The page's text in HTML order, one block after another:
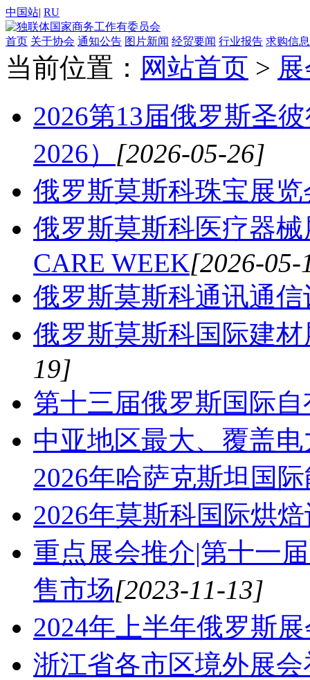
中国站| RU
首页 关于协会 通知公告 图片新闻 经贸要闻 行业报告 求购信息
当前位置： 网站首页 >
2026第13届俄罗斯圣
2026） [2026-05-26]
俄罗斯莫斯科珠宝展览
俄罗斯莫斯科医疗器
CARE WEEK[2026-05-
俄罗斯莫斯科通讯通
俄罗斯莫斯科国际建
19]
第十三届俄罗斯国际
中亚地区最大、覆盖
2026年哈萨克斯坦国
2026年莫斯科国际烘
重点展会推介|第十一
售市场[2023-11-13]
2024年上半年俄罗斯
浙江省各市区境外展